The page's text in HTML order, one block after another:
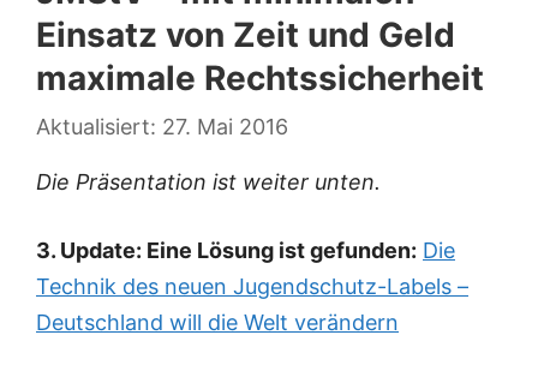
Einsatz von Zeit und Geld
maximale Rechtssicherheit
27. Mai 2016
Die Präsentation ist weiter unten.
3. Update: Eine Lösung ist gefunden: Die
Technik des neuen Jugendschutz-Labels –
Deutschland will die Welt verändern